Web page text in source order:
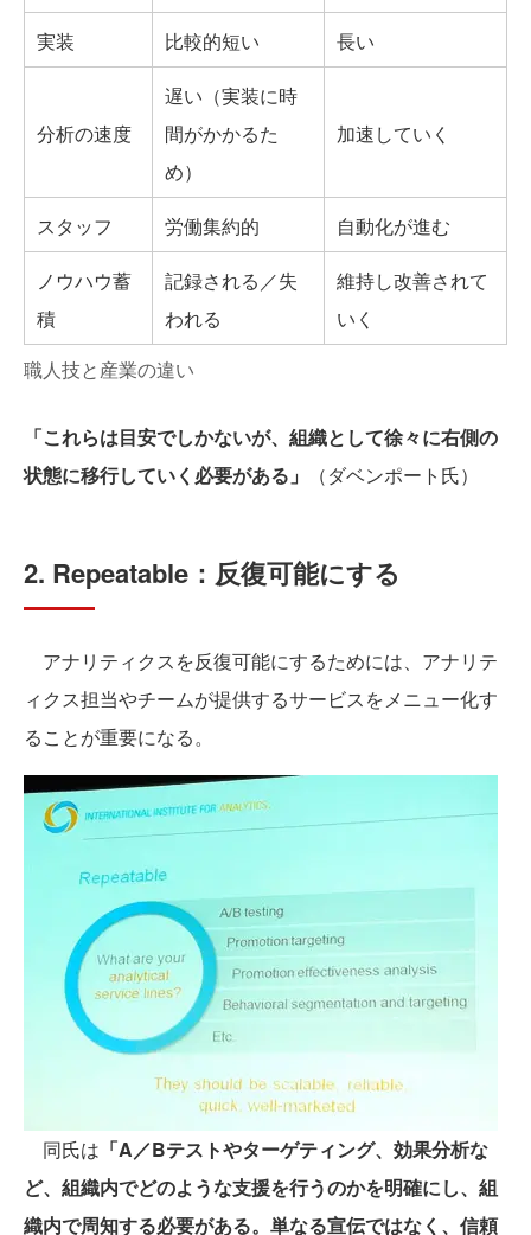
職人技と産業の違い
実装 比較的短い 長い
分析の速度
遅い（実装に時
間がかかるた
め）
加速していく
スタッフ 労働集約的
自動化が進む
ノウハウ蓄
積
記録される／失
われる
維持し改善されて
いく
「これらは目安でしかないが、組織として徐々に右側の
状態に移行していく必要がある」
（ダベンポート氏）
2. Repeatable：反復可能にする
アナリティクスを反復可能にするためには、アナリテ
ィクス担当やチームが提供するサービスをメニュー化す
ることが重要になる。
同氏は 「A／Bテストやターゲティング、効果分析な
ど、組織内でどのような支援を行うのかを明確にし、組
織内で周知する必要がある。単なる宣伝ではなく、信頼